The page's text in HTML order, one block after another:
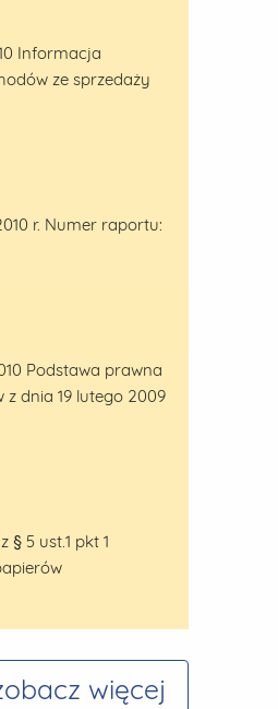
Informacja
ze sprzedaży
r. Numer raportu:
Podstawa prawna
z dnia 19 lutego 2009
5 ust.1 pkt 1
więcej